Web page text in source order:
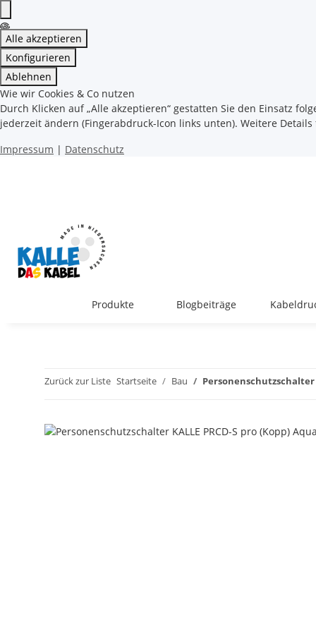
Alle akzeptieren
Konfigurieren
Ablehnen
Wie wir Cookies & Co nutzen
Durch Klicken auf „Alle akzeptieren“ gestatten Sie den Einsatz
jederzeit ändern (Fingerabdruck-Icon links unten). Weitere
Impressum | Datenschutz
Produkte Blogbeiträge
Zurück zur Liste Startseite Bau Personenschutzschalter